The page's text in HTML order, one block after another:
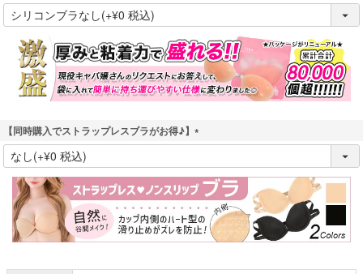
(
必
須
)
【同時購入でストラップレスブラがお得♪】
(
必
須
)